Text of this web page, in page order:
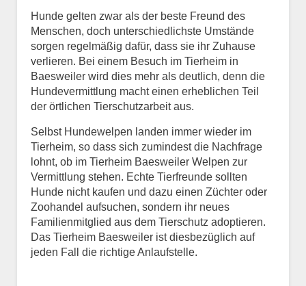
E-Mail*
Informationen über das
Tier.
Art des Tiers*
Hunde gelten zwar als der beste Freund des
Menschen, doch unterschiedlichste Umstände
sorgen regelmäßig dafür, dass sie ihr Zuhause
verlieren. Bei einem Besuch im Tierheim in
Baesweiler wird dies mehr als deutlich, denn die
Hundevermittlung macht einen erheblichen Teil
der örtlichen Tierschutzarbeit aus.
Selbst Hundewelpen landen immer wieder im
Tierheim, so dass sich zumindest die Nachfrage
lohnt, ob im Tierheim Baesweiler Welpen zur
Vermittlung stehen. Echte Tierfreunde sollten
Hunde nicht kaufen und dazu einen Züchter oder
Zoohandel aufsuchen, sondern ihr neues
Familienmitglied aus dem Tierschutz adoptieren.
Das Tierheim Baesweiler ist diesbezüglich auf
jeden Fall die richtige Anlaufstelle.